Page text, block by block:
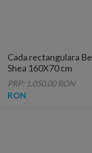
Cada rectangulara
Shea 160X70 cm
PRP: 1,050.00 RON
RON